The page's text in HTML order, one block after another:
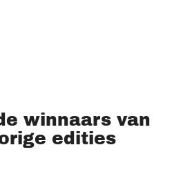
winnaars van
edities